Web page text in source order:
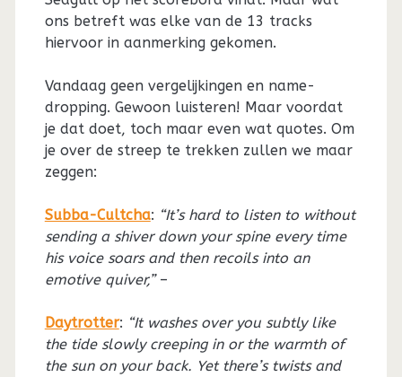
ons betreft was elke van de 13 tracks
hiervoor in aanmerking gekomen.
Vandaag geen vergelijkingen en name-
dropping. Gewoon luisteren! Maar voordat
je dat doet, toch maar even wat quotes. Om
je over de streep te trekken zullen we maar
zeggen:
Subba-Cultcha: “It’s hard to listen to without
sending a shiver down your spine every time
his voice soars and then recoils into an
emotive quiver,”–
Daytrotter: “It washes over you subtly like
the tide slowly creeping in or the warmth of
the sun on your back. Yet there’s twists and